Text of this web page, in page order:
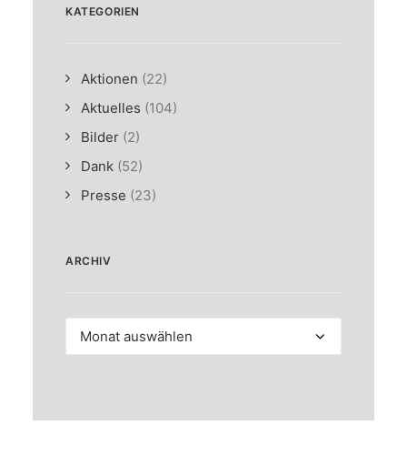
KATEGORIEN
Aktionen (22)
Aktuelles (104)
Bilder (2)
Dank (52)
Presse (23)
ARCHIV
Archiv